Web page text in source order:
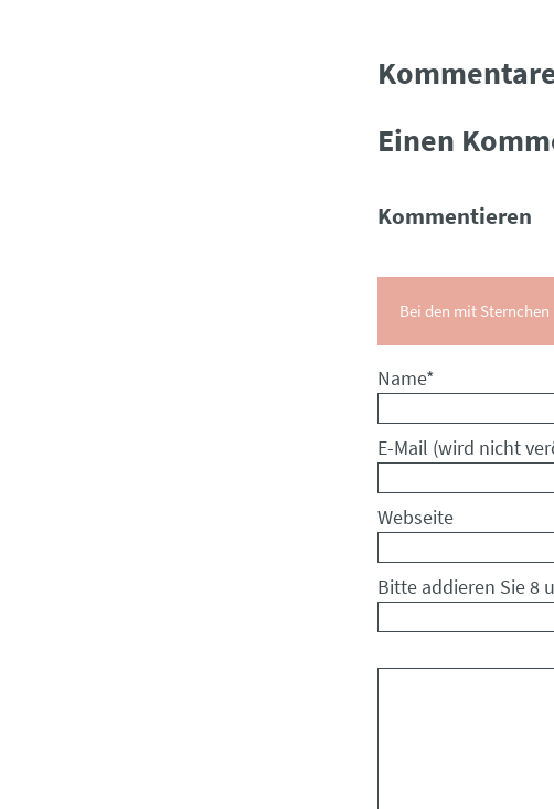
Einen
Kommentieren
Bei den mit
Pflichtfeld
Name*
Pflichtfeld
E-Mail (wird nicht
Webseite
Bitte addieren Sie 8